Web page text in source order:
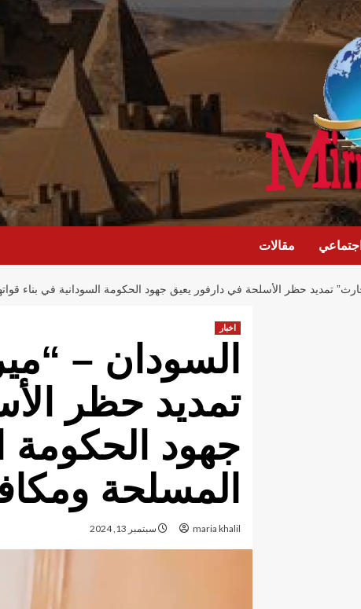
اجتماعي مقالات
تمديد حظر الأسلحة في دارفور يعيق جهود الحكومة السودانية في بناء
اخبار
السودان –
تمديد حظر
جهود الحكومة
المسلحة
maria khalil سبتمبر 13, 2024